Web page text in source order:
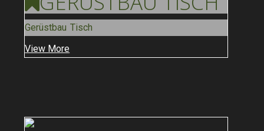
Gerüstbau Tisch
View More